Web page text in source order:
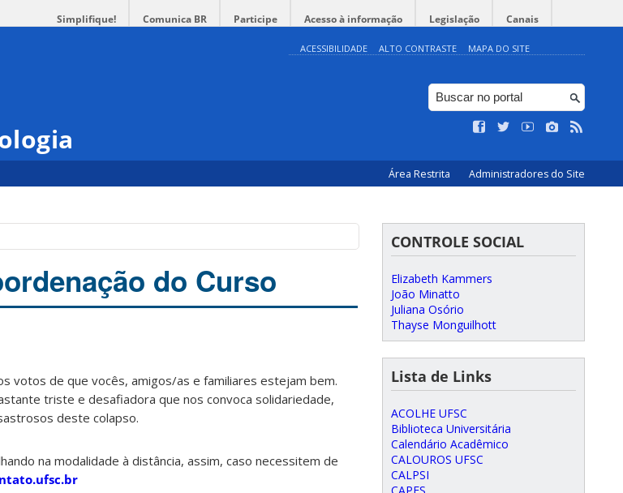
Simplifique! Comunica BR Participe Acesso à informação Legislação Canais
ACESSIBILIDADE ALTO CONTRASTE MAPA DO SITE
Área Restrita Administradores do Site
do Curso
votos de que vocês, amigos/as e familiares estejam bem.
triste e desafiadora que nos convoca solidariedade,
deste colapso.
na modalidade à distância, assim, caso necessitem de
CONTROLE SOCIAL
Elizabeth Kammers
João Minatto
Juliana Osório
Thayse Monguilhott
Lista de Links
ACOLHE UFSC
Biblioteca Universitária
Calendário Acadêmico
CALOUROS UFSC
CALPSI